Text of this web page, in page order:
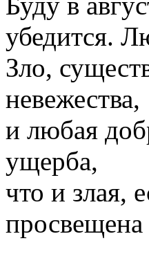
убедится.
Зло,
невежества,
и любая
ущерба,
что и злая,
просвещена